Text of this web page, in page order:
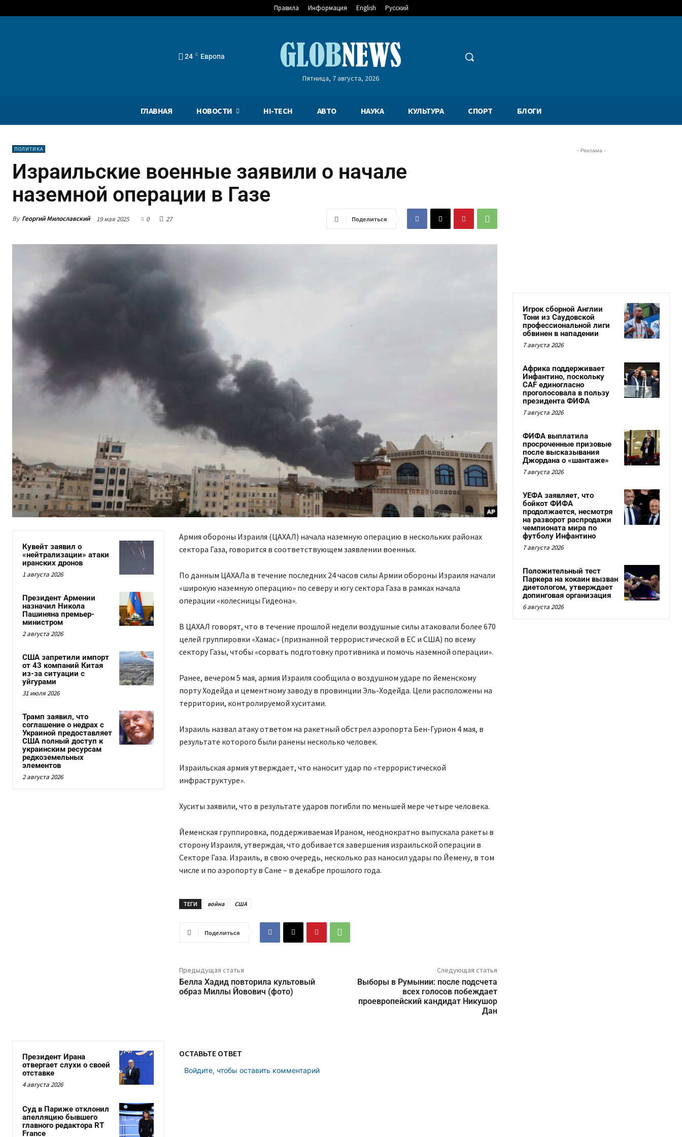
Правила Информация English Русский
24 C Европа
Пятница, 7 августа, 2026
ГЛАВНАЯ НОВОСТИ HI-TECH АВТО НАУКА КУЛЬТУРА СПОРТ БЛОГИ
ПОЛИТИКА
Израильские военные заявили о начале
наземной операции в Газе
By Георгий Милославский 19 мая 2025 0 27 Поделиться
Кувейт заявил о
«нейтрализации» атаки
иранских дронов
1 августа 2026
Президент Армении
назначил Никола
Пашиняна премьер-
министром
2 августа 2026
США запретили импорт
от 43 компаний Китая
из-за ситуации с
уйгурами
31 июля 2026
Трамп заявил, что
соглашение о недрах с
Украиной предоставляет
США полный доступ к
украинским ресурсам
редкоземельных
элементов
2 августа 2026
Армия обороны Израиля (ЦАХАЛ) начала наземную операцию в нескольких районах
сектора Газа, говорится в соответствующем заявлении военных.
По данным ЦАХАЛа в течение последних 24 часов силы Армии обороны Израиля начали
«широкую наземную операцию» по северу и югу сектора Газа в рамках начала
операции «колесницы Гидеона».
В ЦАХАЛ говорят, что в течение прошлой недели воздушные силы атаковали более 670
целей группировки «Хамас» (признанной террористической в ЕС и США) по всему
сектору Газы, чтобы «сорвать подготовку противника и помочь наземной операции».
Ранее, вечером 5 мая, армия Израиля сообщила о воздушном ударе по йеменскому
порту Ходейда и цементному заводу в провинции Эль-Ходейда. Цели расположены на
территории, контролируемой хуситами.
Израиль назвал атаку ответом на ракетный обстрел аэропорта Бен-Гурион 4 мая, в
результате которого были ранены несколько человек.
Израильская армия утверждает, что наносит удар по «террористической
инфраструктуре».
Хуситы заявили, что в результате ударов погибли по меньшей мере четыре человека.
Йеменская группировка, поддерживаемая Ираном, неоднократно выпускала ракеты в
сторону Израиля, утверждая, что добивается завершения израильской операции в
Секторе Газа. Израиль, в свою очередь, несколько раз наносил удары по Йемену, в том
числе и по аэропорту в Сане – в декабре прошлого года.
ТЕГИ война США
Поделиться
Предыдущая статья
Белла Хадид повторила культовый
образ Миллы Йовович (фото)
Следующая статья
Выборы в Румынии: после подсчета
всех голосов побеждает
проевропейский кандидат Никушор
Дан
Президент Ирана
отвергает слухи о своей
отставке
4 августа 2026
Суд в Париже отклонил
апелляцию бывшего
главного редактора RT
France
ОСТАВЬТЕ ОТВЕТ
Войдите, чтобы оставить комментарий
- Реклама -
Игрок сборной Англии
Тони из Саудовской
профессиональной лиги
обвинен в нападении
7 августа 2026
Африка поддерживает
Инфантино, поскольку
CAF единогласно
проголосовала в пользу
президента ФИФА
7 августа 2026
ФИФА выплатила
просроченные призовые
после высказывания
Джордана о «шантаже»
7 августа 2026
УЕФА заявляет, что
бойкот ФИФА
продолжается, несмотря
на разворот распродажи
чемпионата мира по
футболу Инфантино
7 августа 2026
Положительный тест
Паркера на кокаин вызван
диетологом, утверждает
допинговая организация
6 августа 2026